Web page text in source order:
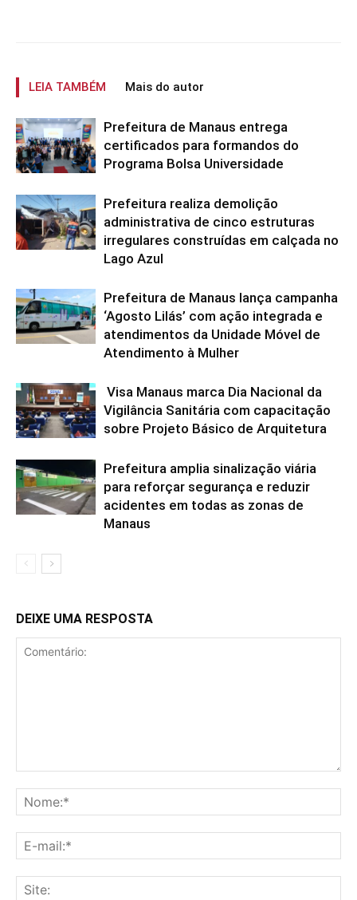
LEIA TAMBÉM Mais do autor
Prefeitura de Manaus entrega
certificados para formandos do
Programa Bolsa Universidade
Prefeitura realiza demolição
administrativa de cinco estruturas
irregulares construídas em calçada no
Lago Azul
Prefeitura de Manaus lança campanha
‘Agosto Lilás’ com ação integrada e
atendimentos da Unidade Móvel de
Atendimento à Mulher
Visa Manaus marca Dia Nacional da
Vigilância Sanitária com capacitação
sobre Projeto Básico de Arquitetura
Prefeitura amplia sinalização viária
para reforçar segurança e reduzir
acidentes em todas as zonas de
Manaus
DEIXE UMA RESPOSTA